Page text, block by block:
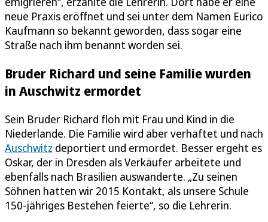
neue Praxis eröffnet und sei unter dem Namen Eurico
Kaufmann so bekannt geworden, dass sogar eine
Straße nach ihm benannt worden sei.
Bruder Richard und seine Familie wurden
in Auschwitz ermordet
Sein Bruder Richard floh mit Frau und Kind in die
Niederlande. Die Familie wird aber verhaftet und nach
Auschwitz deportiert und ermordet. Besser ergeht es
Oskar, der in Dresden als Verkäufer arbeitete und
ebenfalls nach Brasilien auswanderte. „Zu seinen
Söhnen hatten wir 2015 Kontakt, als unsere Schule
150-jähriges Bestehen feierte“, so die Lehrerin.